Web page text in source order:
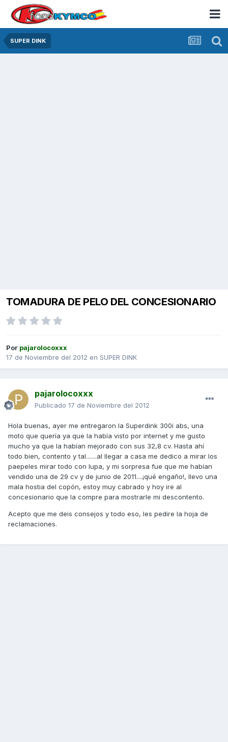
SUPER DINK
TOMADURA DE PELO DEL CONCESIONARIO
Por pajarolocoxxx
17 de Noviembre del 2012 en SUPER DINK
pajarolocoxxx
Publicado 17 de Noviembre del 2012
Hola buenas, ayer me entregaron la Superdink 300i abs, una
moto que quería ya que la había visto por internet y me gusto
mucho ya que la habían mejorado con sus 32,8 cv. Hasta ahí
todo bien, contento y tal.......al llegar a casa me dedico a mirar los
paepeles mirar todo con lupa, y mi sorpresa fue que me habían
vendido una de 29 cv y de junio de 2011....¡qué engaño!, llevo una
mala hostia del copón, estoy muy cabrado y hoy ire al
concesionario que la compre para mostrarle mi descontento.
Acepto que me deis consejos y todo eso, les pedire la hoja de
reclamaciones.